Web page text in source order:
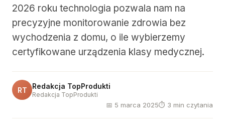
2026 roku technologia pozwala nam na
precyzyjne monitorowanie zdrowia bez
wychodzenia z domu, o ile wybierzemy
certyfikowane urządzenia klasy medycznej.
RT Redakcja TopProdukti
Redakcja TopProdukti
📅 5 marca 2025⏱ 3 min czytania